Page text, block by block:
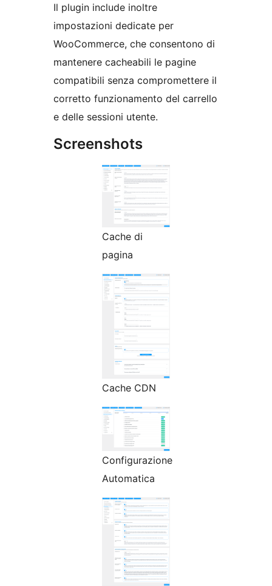
Il plugin include inoltre
impostazioni dedicate per
WooCommerce, che consentono di
mantenere cacheabili le pagine
compatibili senza compromettere il
corretto funzionamento del carrello
e delle sessioni utente.
Screenshots
Cache di
pagina
Cache CDN
Configurazione
Automatica